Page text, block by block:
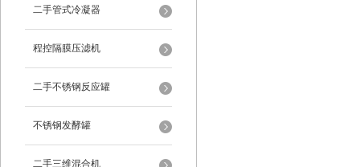
二手管式冷凝器
程控隔膜压滤机
二手不锈钢反应罐
不锈钢发酵罐
二手三维混合机